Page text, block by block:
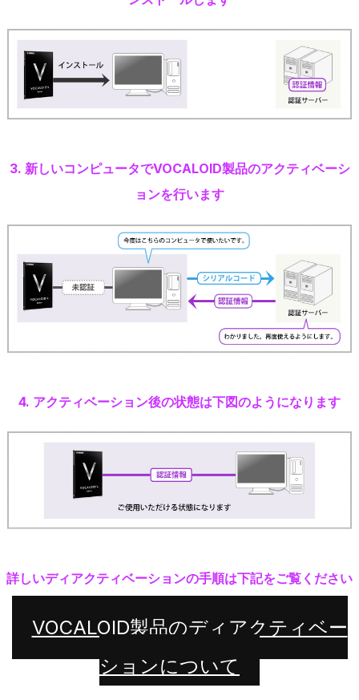
3. 新しいコンピュータでVOCALOID製品のアクティベーシ
ョンを行います
4. アクティベーション後の状態は下図のようになります
詳しいディアクティベーションの手順は下記をご覧ください
VOCALOID製品のディアクティベー
ションについて